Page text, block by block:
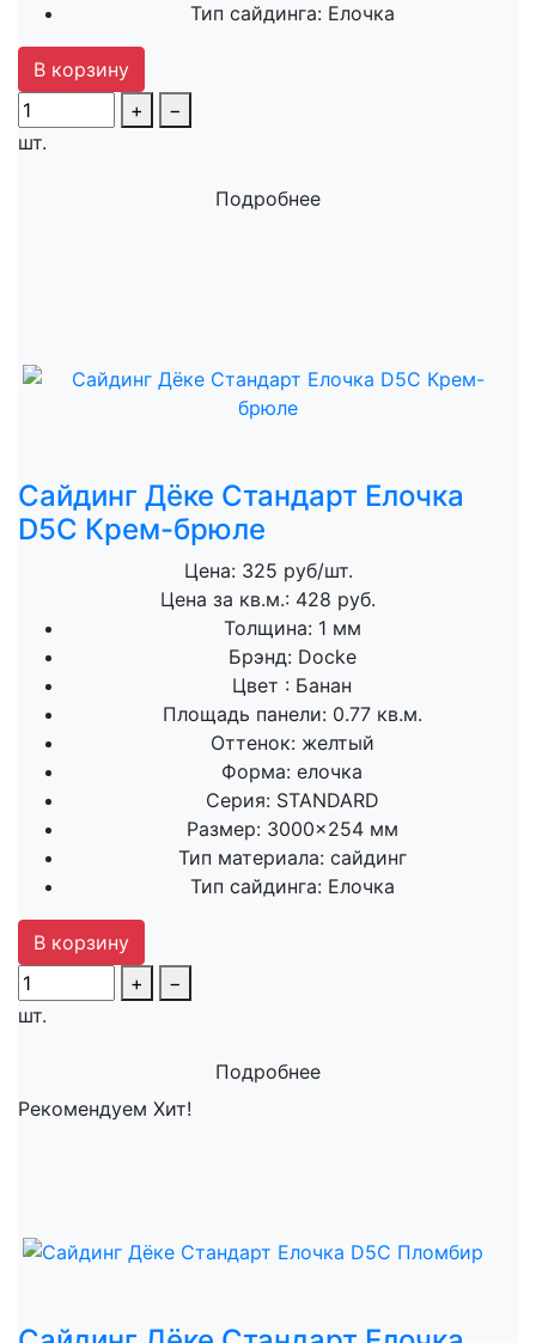
Тип сайдинга: Елочка
В корзину
+
−
шт.
Подробнее
Сайдинг Дёке Стандарт Елочка
D5C Крем-брюле
Цена: 325 руб/шт.
Цена за кв.м.: 428 руб.
Толщина: 1 мм
Брэнд: Docke
Цвет : Банан
Площадь панели: 0.77 кв.м.
Оттенок: желтый
Форма: елочка
Серия: STANDARD
Размер: 3000×254 мм
Тип материала: сайдинг
Тип сайдинга: Елочка
В корзину
+
−
шт.
Подробнее
Рекомендуем Хит!